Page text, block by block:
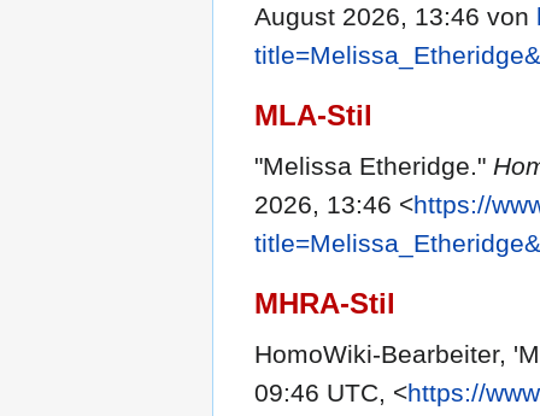
August 2026, 13:46 von
MLA-Stil
"Melissa Etheridge."
2026, 13:46 <https://
MHRA-Stil
HomoWiki-Bearbeiter,
09:46 UTC, <https://